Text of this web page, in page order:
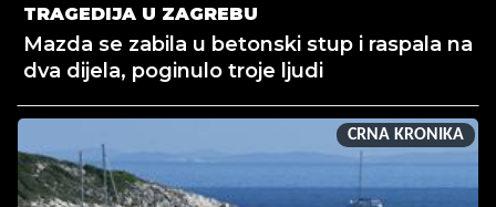
TRAGEDIJA U ZAGREBU
Mazda se zabila u betonski stup i raspala na
dva dijela, poginulo troje ljudi
CRNA KRONIKA